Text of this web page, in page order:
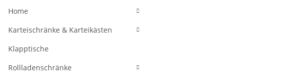
Home
Karteischränke & Karteikästen
Klapptische
Rollladenschränke